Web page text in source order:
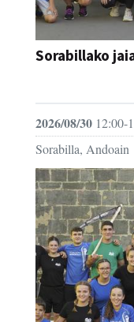
Sorabillako
2026/08/30 12:00-
Sorabilla, Andoain